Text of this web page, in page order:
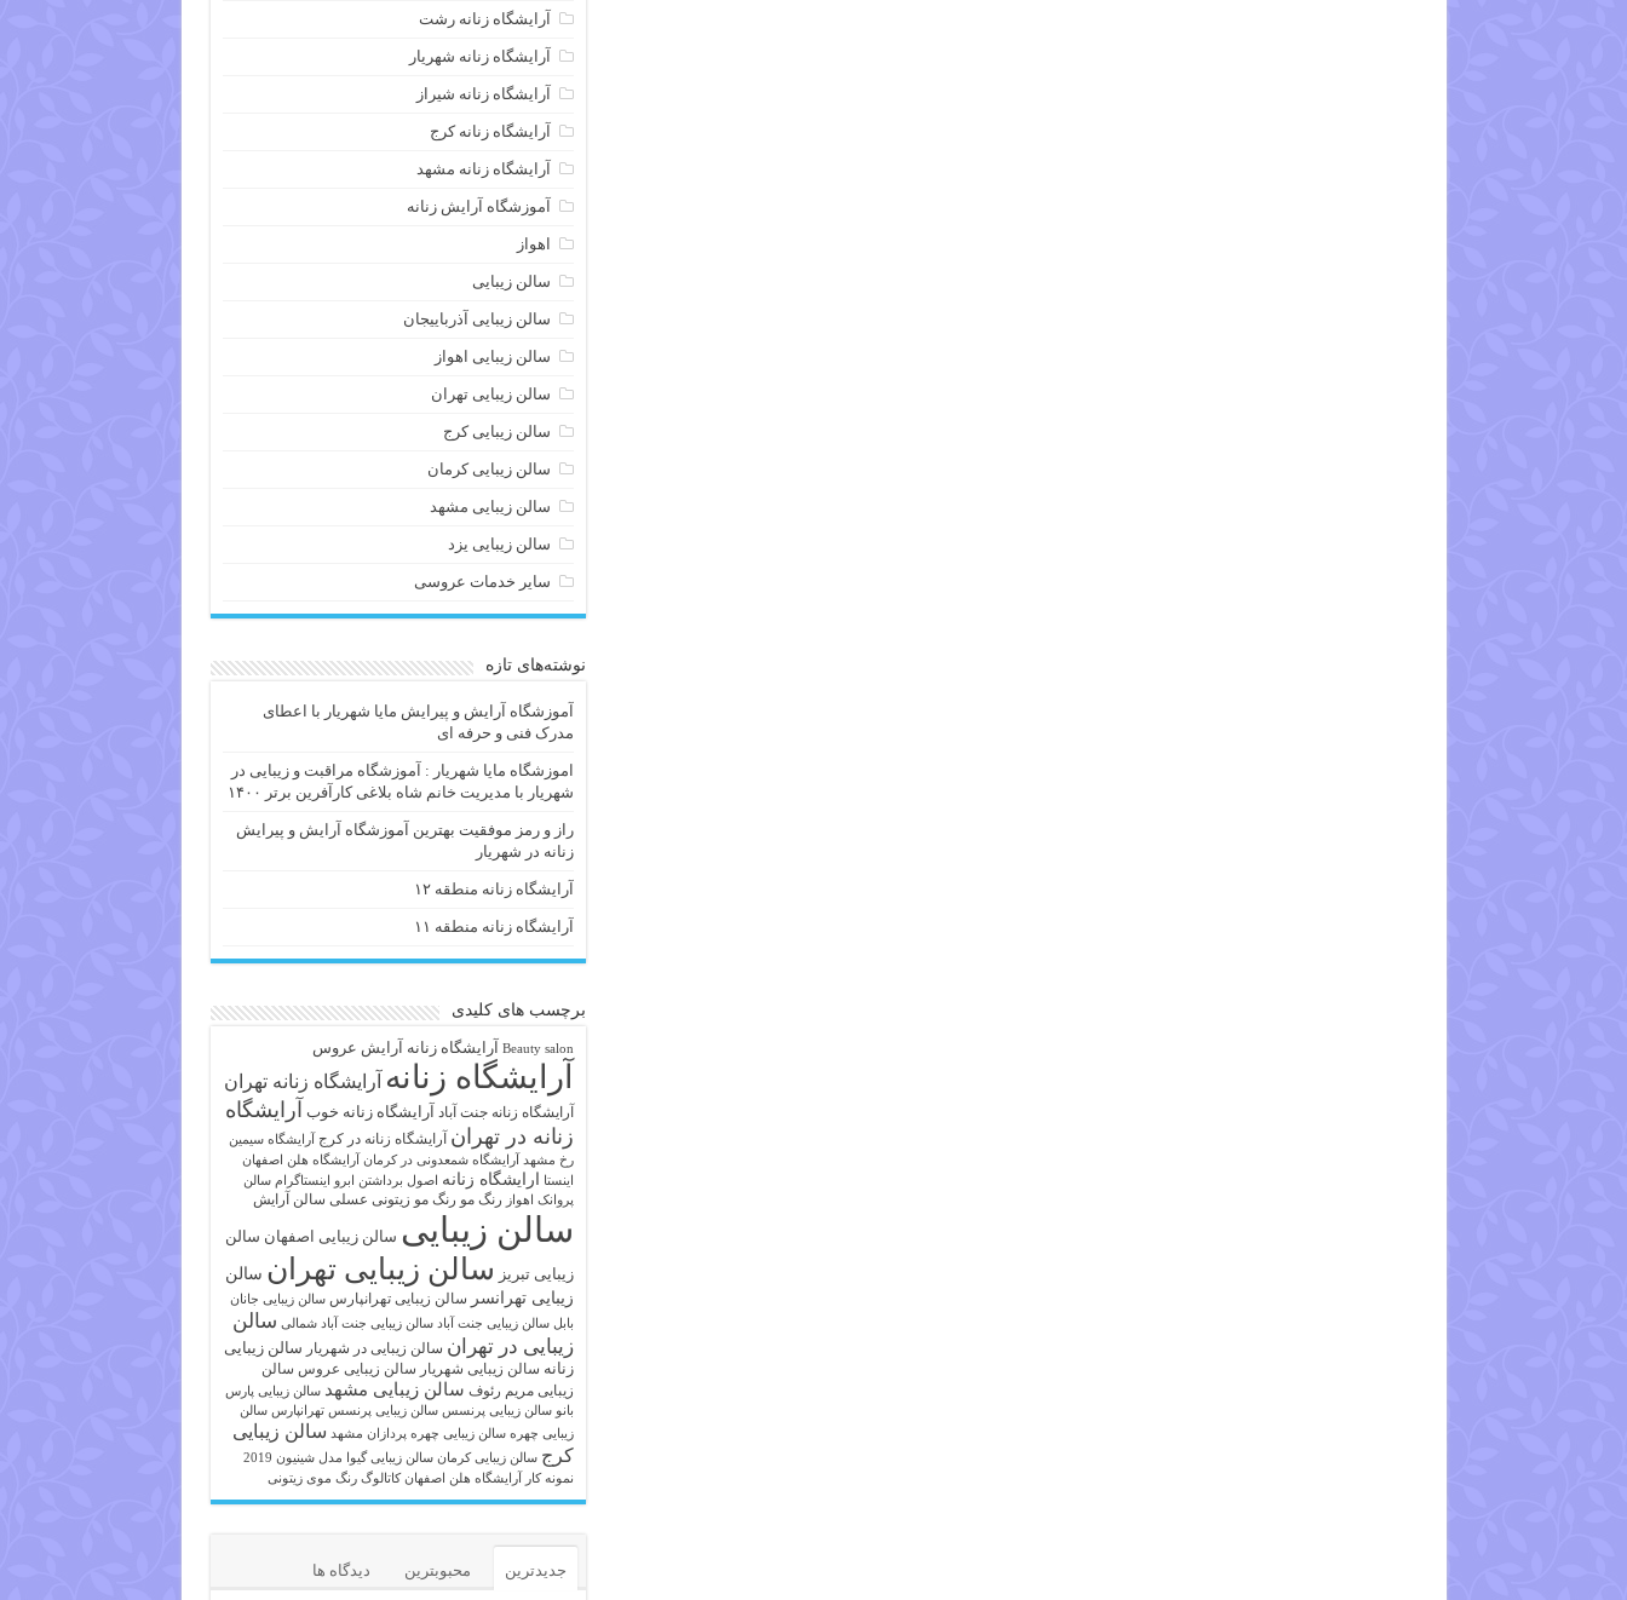
آرایشگاه زنانه رشت
آرایشگاه زنانه شهریار
آرایشگاه زنانه شیراز
آرایشگاه زنانه کرج
آرایشگاه زنانه مشهد
آموزشگاه آرایش زنانه
اهواز
سالن زیبایی
سالن زیبایی آذرباییجان
سالن زیبایی اهواز
سالن زیبایی تهران
سالن زیبایی کرج
سالن زیبایی کرمان
سالن زیبایی مشهد
سالن زیبایی یزد
سایر خدمات عروسی
نوشته‌های تازه
آموزشگاه آرایش و پیرایش مایا شهریار با اعطای
مدرک فنی و حرفه ای
اموزشگاه مایا شهریار : آموزشگاه مراقبت و زیبایی در
شهریار با مدیریت خانم شاه بلاغی کارآفرین برتر ۱۴۰۰
راز و رمز موفقیت بهترین آموزشگاه آرایش و پیرایش
زنانه در شهریار
آرایشگاه زنانه منطقه ۱۲
آرایشگاه زنانه منطقه ۱۱
برچسب های کلیدی
Beauty salon آرايشگاه زنانه آرایش عروس
آرایشگاه زنانه آرایشگاه زنانه تهران
آرایشگاه زنانه جنت آباد آرایشگاه زنانه خوب آرایشگاه
زنانه در تهران آرایشگاه زنانه در کرج
آرایشگاه سیمین
رخ مشهد
آرایشگاه شمعدونی در کرمان آرایشگاه هلن اصفهان
اینستا ارایشگاه زنانه اصول برداشتن ابرو
اینستاگرام سالن
پروانک اهواز
رنگ مو رنگ مو زیتونی عسلی سالن آرایش
سالن زیبایی سالن زیبایی اصفهان سالن
زیبایی تبریز سالن زیبایی تهران سالن
زیبایی تهرانسر سالن زیبایی تهرانپارس سالن زیبایی جانان
بابل سالن زیبایی جنت آباد سالن زیبایی جنت آباد شمالی سالن
زیبایی در تهران سالن زیبایی در شهریار سالن زیبایی
زنانه سالن زیبایی شهریار سالن زیبایی عروس سالن
زیبایی مریم رئوف سالن زیبایی مشهد سالن زیبایی پارس
بانو سالن زیبایی پرنسس سالن زیبایی پرنسس تهرانپارس سالن
زیبایی چهره سالن زیبایی چهره پردازان مشهد سالن زیبایی
کرج سالن زیبایی کرمان سالن زیبایی گیوا
مدل شینیون 2019
نمونه کار آرایشگاه هلن اصفهان کاتالوگ رنگ موی زیتونی
جدیدترین محبوبترین دیدگاه ها